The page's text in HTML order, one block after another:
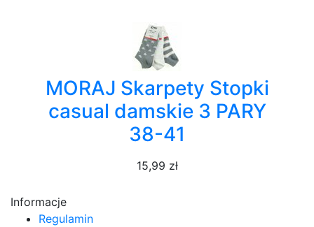
MORAJ Skarpety Stopki
casual damskie 3 PARY
38-41
15,99 zł
Informacje
Regulamin